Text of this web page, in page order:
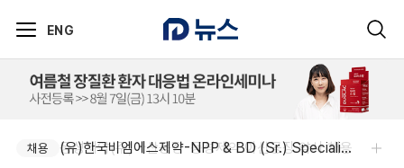
ENG
채용 동성제약(주)아산공장-동성제약 아산공장 약사 채용
채용 (유)한국비엠에스제약-NPP & BD (Sr.) Specialist, CSE&BD (Fixed)